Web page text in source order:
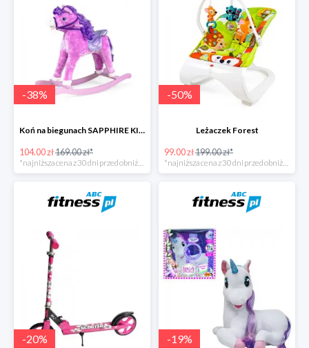
-38%
Koń na biegunach SAPPHIRE KIDS
104.00 zł169.00 zł*
-50%
Leżaczek Forest
99.00 zł199.00 zł*
-20% -19%